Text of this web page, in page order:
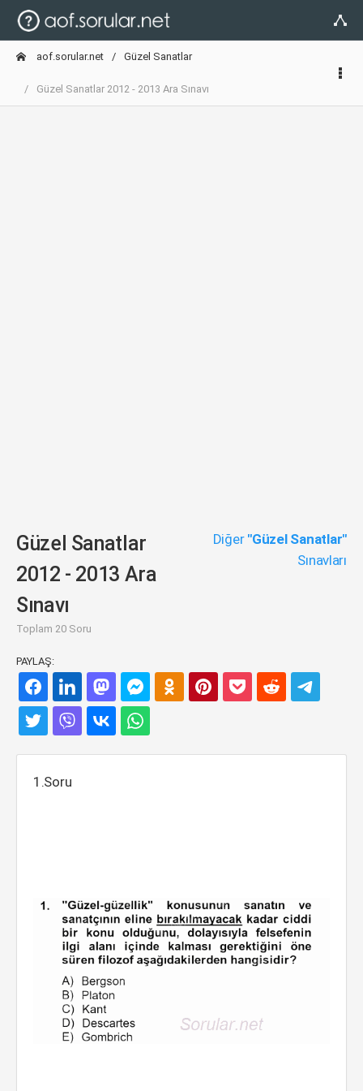
aof.sorular.net Güzel Sanatlar
Güzel Sanatlar 2012 - 2013 Ara Sınavı
Güzel Sanatlar
2012 - 2013 Ara
Sınavı
Toplam 20 Soru
Diğer "Güzel Sanatlar"
Sınavları
PAYLAŞ:
1.Soru